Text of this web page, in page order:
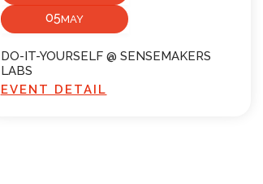
05MAY
DO-IT-YOURSELF @ SENSEMAKERS
LABS
EVENT DETAIL